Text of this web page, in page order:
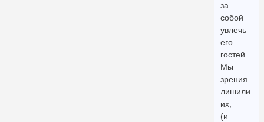
за
собой
увлечь
его
гостей.
Мы
зрения
лишили
их,
(и